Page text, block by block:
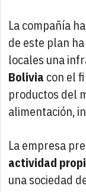
La compañía
de este plan
locales una
Bolivia con el
productos del
alimentación,
La empresa
actividad
una sociedad